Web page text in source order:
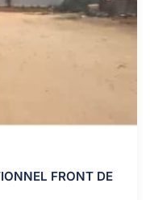
FRONT DE